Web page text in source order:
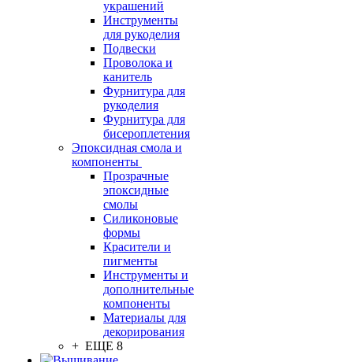
украшений
Инструменты
для рукоделия
Подвески
Проволока и
канитель
Фурнитура для
рукоделия
Фурнитура для
бисероплетения
Эпоксидная смола и
компоненты
Прозрачные
эпоксидные
смолы
Силиконовые
формы
Красители и
пигменты
Инструменты и
дополнительные
компоненты
Материалы для
декорирования
+ ЕЩЕ 8